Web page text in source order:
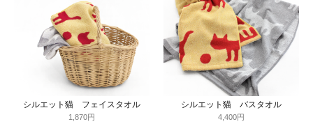
シルエット猫 フェイスタオル
1,870円
シルエット猫 バスタオル
4,400円